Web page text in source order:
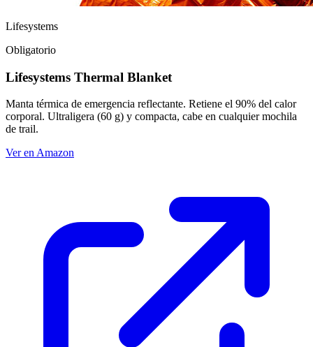
Lifesystems
Obligatorio
Lifesystems Thermal Blanket
Manta térmica de emergencia reflectante. Retiene el 90% del calor
corporal. Ultraligera (60 g) y compacta, cabe en cualquier mochila
de trail.
Ver en Amazon